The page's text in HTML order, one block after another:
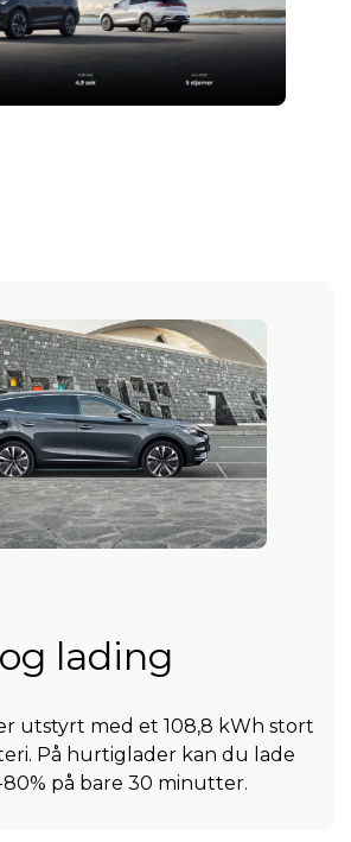
lading
utstyrt med et 108,8 kWh stort
På hurtiglader kan du lade
på bare 30 minutter.